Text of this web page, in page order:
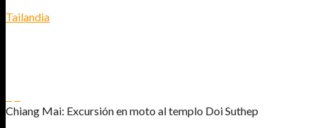
Tailandia
Chiang Mai: Excursión en moto al templo Doi Suthep